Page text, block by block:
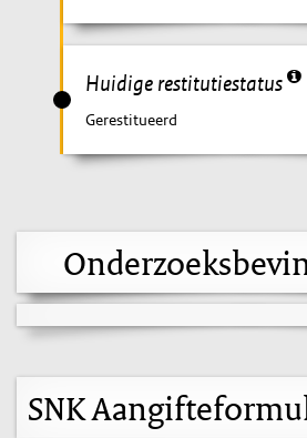
Huidige restitutiestatus
Gerestitueerd
SNK